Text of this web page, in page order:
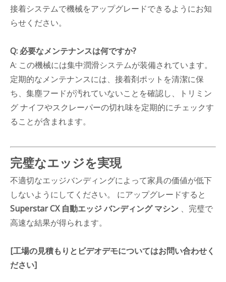
接着システムで機械をアップグレードできるようにお知
らせください。
Q: 必要なメンテナンスは何ですか?
A: この機械には集中潤滑システムが装備されています。
定期的なメンテナンスには、接着剤ポットを清潔に保
ち、集塵フードが汚れていないことを確認し、トリミン
グ ナイフやスクレーパーの切れ味を定期的にチェックす
ることが含まれます。
完璧なエッジを実現
不適切なエッジバンディングによって家具の価値が低下
しないようにしてください。 にアップグレードすると
Superstar CX 自動エッジ バンディング マシン 、完璧で
高速な結果が得られます。
[工場の見積もりとビデオデモについてはお問い合わせく
ださい]